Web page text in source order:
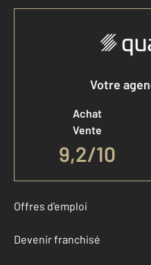
Votre
Achat
Vente
9,2/10
Offres d'emploi
Devenir franchisé